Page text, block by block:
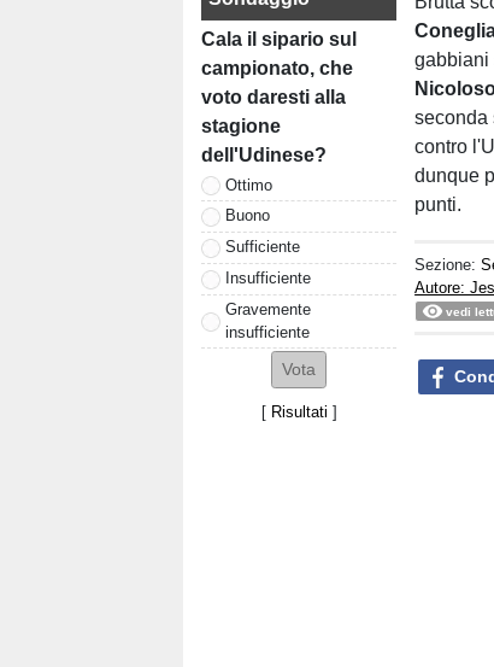
Cala il sipario sul
campionato, che
voto daresti alla
stagione
dell'Udinese?
Ottimo
Buono
Sufficiente
Insufficiente
Gravemente
insufficiente
[ Risultati ]
gabbiani
seconda
contro
dunque
punti.
Sezione:
Autore:
vedi